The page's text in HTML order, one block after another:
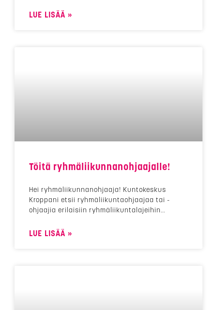
LUE LISÄÄ »
Töitä ryhmäliikunnanohjaajalle!
Hei ryhmäliikunnanohjaaja! Kuntokeskus
Kroppani etsii ryhmäliikuntaohjaajaa tai -
ohjaajia erilaisiin ryhmäliikuntalajeihin
LUE LISÄÄ »